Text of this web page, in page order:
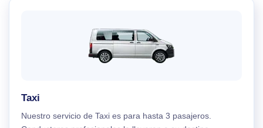
Taxi
Nuestro servicio de Taxi es para hasta 3 pasajeros.